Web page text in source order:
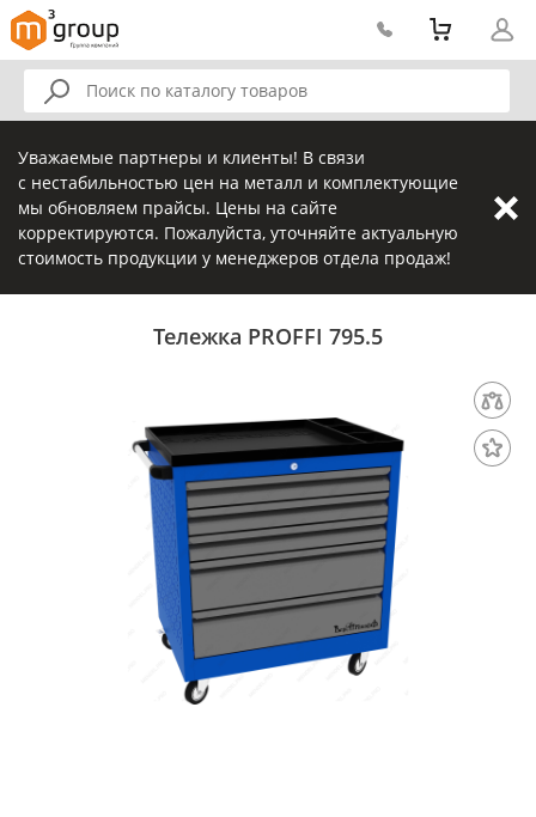
Уважаемые партнеры и клиенты! В связи
с нестабильностью цен на металл и комплектующие
мы обновляем прайсы. Цены на сайте
корректируются. Пожалуйста, уточняйте актуальную
стоимость продукции у менеджеров отдела продаж!
Тележка PROFFI 795.5